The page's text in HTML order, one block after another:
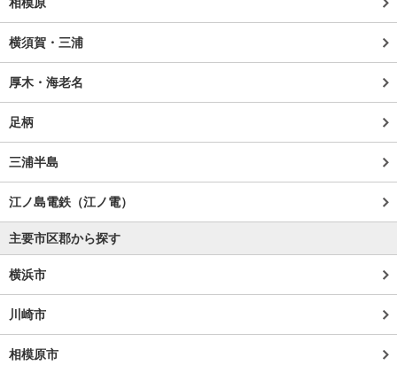
横須賀・三浦
厚木・海老名
足柄
三浦半島
江ノ島電鉄（江ノ電）
主要市区郡から探す
横浜市
川崎市
相模原市